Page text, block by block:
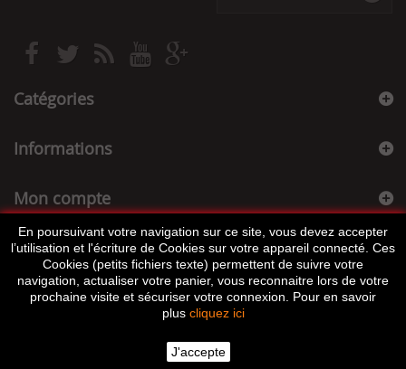
Catégories
Informations
Mon compte
Informations sur votre boutique
En poursuivant votre navigation sur ce site, vous devez accepter
l’utilisation et l'écriture de Cookies sur votre appareil connecté. Ces
Cookies (petits fichiers texte) permettent de suivre votre
navigation, actualiser votre panier, vous reconnaitre lors de votre
prochaine visite et sécuriser votre connexion. Pour en savoir
plus cliquez ici
J'accepte